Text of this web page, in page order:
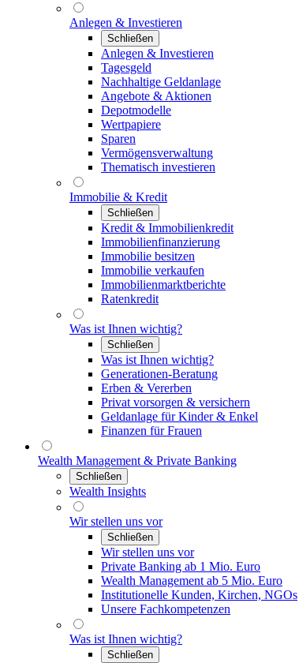
Anlegen & Investieren
Schließen
Anlegen & Investieren
Tagesgeld
Nachhaltige Geldanlage
Angebote & Aktionen
Depotmodelle
Wertpapiere
Sparen
Vermögensverwaltung
Thematisch investieren
Immobilie & Kredit
Schließen
Kredit & Immobilienkredit
Immobilienfinanzierung
Immobilie besitzen
Immobilie verkaufen
Immobilienmarktberichte
Ratenkredit
Was ist Ihnen wichtig?
Schließen
Was ist Ihnen wichtig?
Generationen-Beratung
Erben & Vererben
Privat vorsorgen & versichern
Geldanlage für Kinder & Enkel
Finanzen für Frauen
Wealth Management & Private Banking
Schließen
Wealth Insights
Wir stellen uns vor
Schließen
Wir stellen uns vor
Private Banking ab 1 Mio. Euro
Wealth Management ab 5 Mio. Euro
Institutionelle Kunden, Kirchen, NGOs
Unsere Fachkompetenzen
Was ist Ihnen wichtig?
Schließen